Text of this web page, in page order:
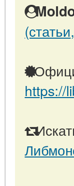
https://